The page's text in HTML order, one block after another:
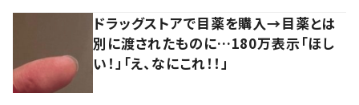
ドラッグストアで目薬を購入→目薬とは
別に渡されたものに…180万表示「ほし
い！」「え、なにこれ！！」